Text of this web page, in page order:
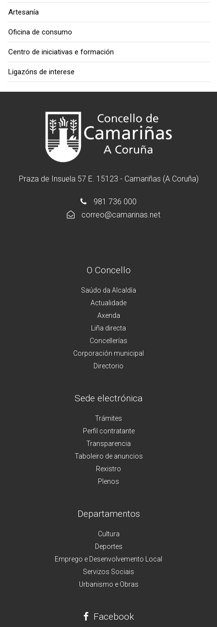
Artesanía
Oficina de consumo
Centro de iniciativas e formación
Ligazóns de interese
Praza de Insuela 57 E. 15123 - Camariñas (A Coruña)
981 736 000
correo@camarinas.net
O Concello
Saúdo da Alcaldía
Actualidade
Axenda
Liña directa
Concellerías
Corporación municipal
Directorio
Sede electrónica
Trámites
Perfil contratante
Transparencia
Taboleiro de anuncios
Rexistro
Plenos
Departamentos
Cultura
Deportes
Emprego e Desenvolvemento Local
Servizos Sociais
Urbanismo e Obras
Facebook